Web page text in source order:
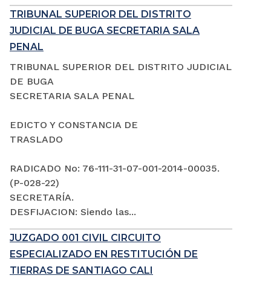
TRIBUNAL SUPERIOR DEL DISTRITO
JUDICIAL DE BUGA SECRETARIA SALA
PENAL
TRIBUNAL SUPERIOR DEL DISTRITO JUDICIAL
DE BUGA
SECRETARIA SALA PENAL
EDICTO Y CONSTANCIA DE
TRASLADO
RADICADO No: 76-111-31-07-001-2014-00035.
(P-028-22)
SECRETARÍA.
DESFIJACION: Siendo las...
JUZGADO 001 CIVIL CIRCUITO
ESPECIALIZADO EN RESTITUCIÓN DE
TIERRAS DE SANTIAGO CALI